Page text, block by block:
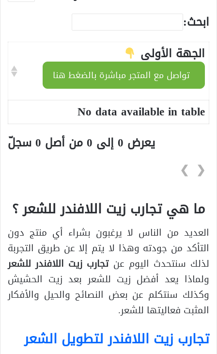
ابحث:
الجهة الأولى
تواصل مع المتجر مباشرة بالضغط هنا
No data available in table
يعرض 0 إلى 0 من أصل 0 سجلّ
❮
❯
ما هي تجارب زيت اللافندر للشعر ؟
العديد من الناس لا يرغبون بشراء أي منتج دون
التأكد من جودته وهذا لا يتم إلا عن طريق التجربة
لذلك سنتحدث اليوم عنتجارب زيت اللافندر للشعر
ولماذا يعد أفضل زيت للشعر بعد زيت الحشيش
وكذلك سنتكلم عن بعض النصائح والحيل والأفكار
المثبت فعاليتها للشعر.
تجارب زيت اللافندر لتطويل الشعر